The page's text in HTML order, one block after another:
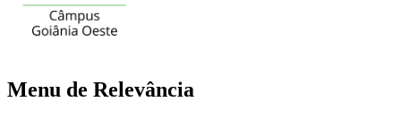
Menu de Relevância